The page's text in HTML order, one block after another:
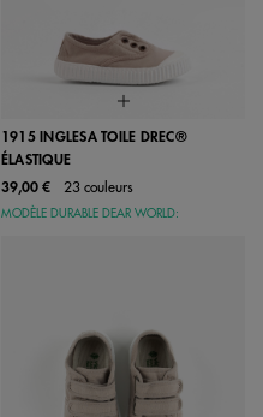
1915 INGLESA TOILE DREC®
ÉLASTIQUE
39,00 €
23 couleurs
MODÈLE DURABLE DEAR WORLD: